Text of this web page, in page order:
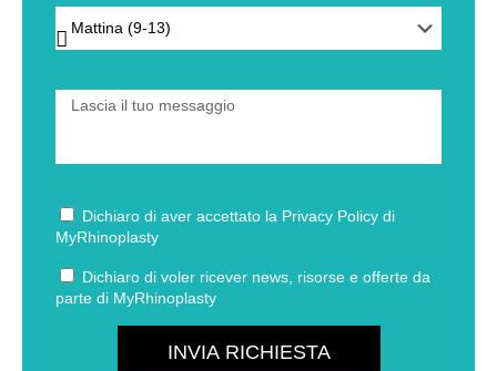
Dichiaro di aver accettato la Privacy Policy di
MyRhinoplasty
Dichiaro di voler ricever news, risorse e offerte da
parte di MyRhinoplasty
INVIA RICHIESTA